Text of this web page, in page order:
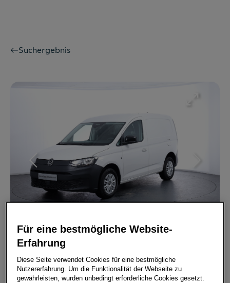
Suchergebnis
Caddy Cargo TDI
4680 Haag/Hausruck
Für eine bestmögliche Website-
Erfahrung
Diese Seite verwendet Cookies für eine bestmögliche
Nutzererfahrung. Um die Funktionalität der Webseite zu
gewährleisten, wurden unbedingt erforderliche Cookies gesetzt.